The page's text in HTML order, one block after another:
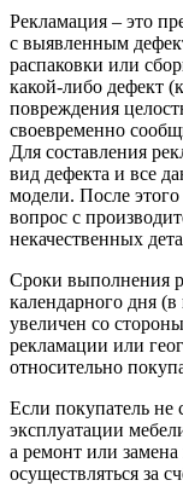
Рекламация – это
с выявленным
распаковки или
какой-либо дефект (к
повреждения
своевременно
Для составления
вид дефекта и все
модели. После
вопрос с
некачественных
Сроки выполнения
календарного дня (в
увеличен со
рекламации или
относительно
Если покупатель не
эксплуатации
а ремонт или
осуществляться за